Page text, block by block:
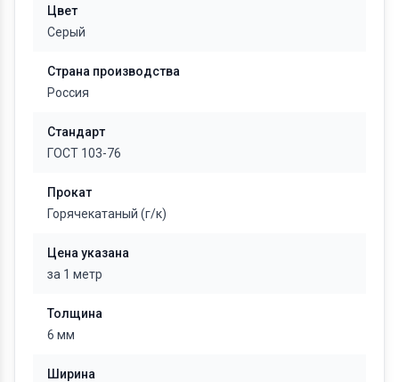
Цвет
Серый
Страна производства
Россия
Стандарт
ГОСТ 103-76
Прокат
Горячекатаный (г/к)
Цена указана
за 1 метр
Толщина
6 мм
Ширина